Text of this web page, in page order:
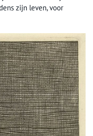
zijn leven, voor